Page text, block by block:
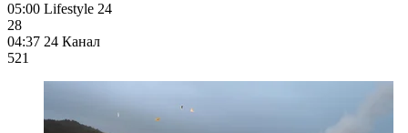
05:00 Lifestyle 24
28
04:37 24 Канал
521